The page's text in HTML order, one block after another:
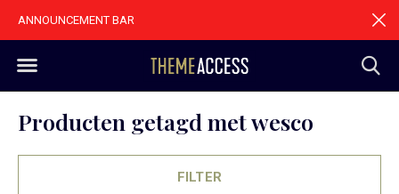
ANNOUNCEMENT BAR
Producten getagd met wesco
FILTER